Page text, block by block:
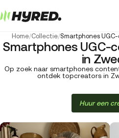
Home/Collectie/Smartphones
Smartphones UGC-
in
Op zoek naar smartphones
ontdek topcreators in
Huur een